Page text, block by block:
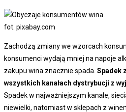
fot. pixabay.com
Zachodzą zmiany we wzorcach
konsumenci wydają mniej na napoje
zakupu wina znacznie spada. Spadek
wszystkich kanałach dystrybucji z
Spadek w najważniejszym kanale,
niewielki, natomiast w sklepach z